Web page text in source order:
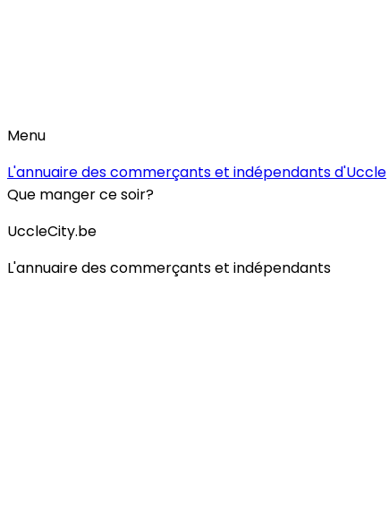
Menu
L'annuaire des commerçants et indépendants d'Uccle
Que manger ce soir?
UccleCity.be
L'annuaire des commerçants et indépendants